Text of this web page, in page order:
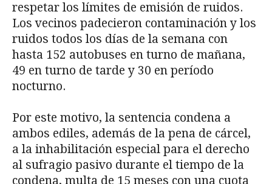
respetar los límites de emisión de ruidos.
Los vecinos padecieron contaminación y los
ruidos todos los días de la semana con
hasta 152 autobuses en turno de mañana,
49 en turno de tarde y 30 en período
nocturno.
Por este motivo, la sentencia condena a
ambos ediles, además de la pena de cárcel,
a la inhabilitación especial para el derecho
al sufragio pasivo durante el tiempo de la
condena, multa de 15 meses con una cuota